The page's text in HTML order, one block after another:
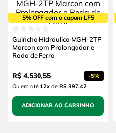
5% OFF com o cupom LF5
Guincho Hidráulico MGH-2TP
Marcon com Prolongador e
Roda de Ferro
R$ 4.530,55 -5%
Ou em até 12xde R$ 397,42
ADICIONAR AO CARRINHO